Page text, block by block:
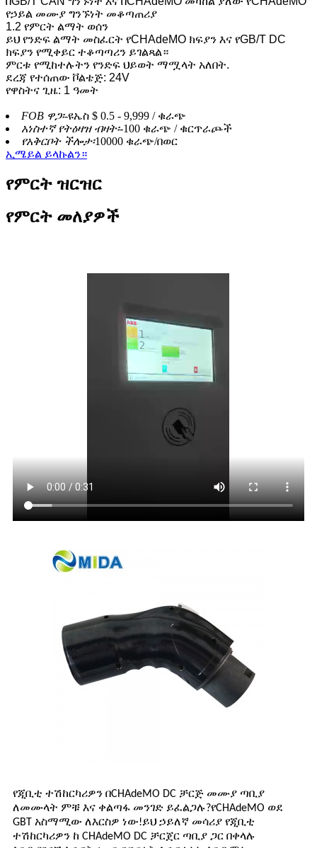
የኃይል መሙያ ግንኙነት መቆጣጠሪያ
1.2 የምርት ልማት ወሰን
ይህ የንድፍ ልማት መስፈርት የCHAdeMO ክፍያን እና የGB/T DC
ክፍያን የሚቀይር ተቆጣጣሪን ይገልጻል።
ምርቱ የሚከተሉትን የንድፍ ህይወት ማሟላት አለበት.
ደረጃ የተሰጠው ቮልቴጅ: 24V
የዋስትና ጊዜ: 1 ዓመት
FOB ዋጋ፡-ዩኤስ $ 0.5 - 9,999 / ቁራጭ
አነስተኛ የትዕዛዝ ብዛት፡-100 ቁራጭ / ቁርጥራጮች
የአቅርቦት ችሎታ፡10000 ቁራጭ/በወር
ኢሜይል ይላኩልን።
የምርት ዝርዝር
የምርት መለያዎች
የጂቢቲ ተሽከርካሪዎን በCHAdeMO DC ቻርጅ መሙያ ጣቢያ
ለመሙላት ምቹ እና ቀልጣፋ መንገድ ይፈልጋሉ?የCHAdeMO ወደ
GBT አስማሚው ለእርስዎ ነው!ይህ ኃይለኛ መሳሪያ የጂቢቲ
ተሽከርካሪዎን ከ CHAdeMO DC ቻርጀር ጣቢያ ጋር በቀላሉ